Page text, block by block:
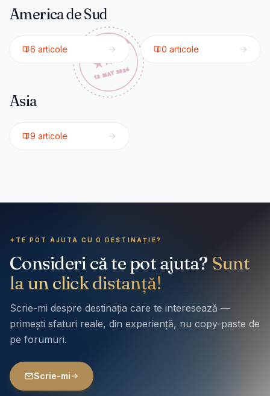
America de Sud
🇵🇪Peru
6 articole 0 articole
Asia
🇯🇵
9 articole
✦ TE POT AJUTA CU O DESTINAȚIE?
Consideri că te pot ajuta? Sunt
la un click distanță!
Scrie-mi despre destinația care te interesează —
primești sfaturi reale, din experiență, nu copy-paste de
pe forumuri.
Scrie-mi